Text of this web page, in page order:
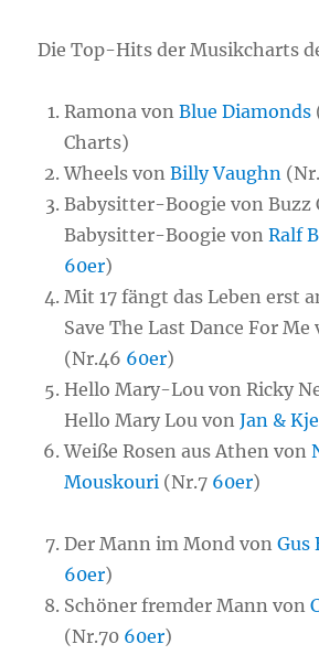
Die Top-Hits der Musikcharts
Ramona vonBlue Diamonds
Charts)
Wheels vonBilly Vaughn
Babysitter-Boogie von Buzz
Babysitter-Boogie vonRalf
60er)
Mit 17 fängt das Leben erst
Save The Last Dance For
(Nr.46 60er)
Hello Mary-Lou von Ricky
Hello Mary Lou vonJan &
Weiße Rosen aus Athen von
Mouskouri (Nr.7 60er)
Der Mann im Mond vonGus
60er)
Schöner fremder Mann von
(Nr.70 60er)